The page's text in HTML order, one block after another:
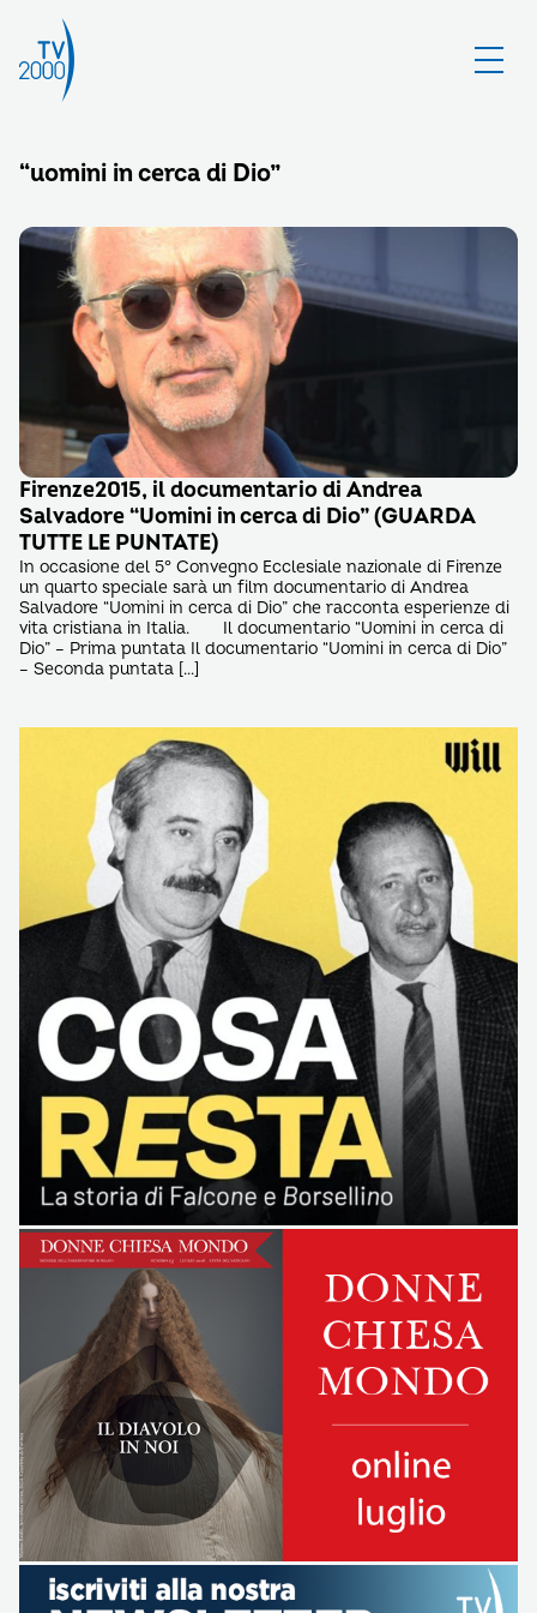
“uomini in cerca di Dio”
Firenze2015, il documentario di Andrea
Salvadore “Uomini in cerca di Dio” (GUARDA
TUTTE LE PUNTATE)
In occasione del 5° Convegno Ecclesiale nazionale di Firenze
un quarto speciale sarà un film documentario di Andrea
Salvadore “Uomini in cerca di Dio” che racconta esperienze di
vita cristiana in Italia. Il documentario “Uomini in cerca di
Dio” – Prima puntata Il documentario “Uomini in cerca di Dio”
– Seconda puntata […]